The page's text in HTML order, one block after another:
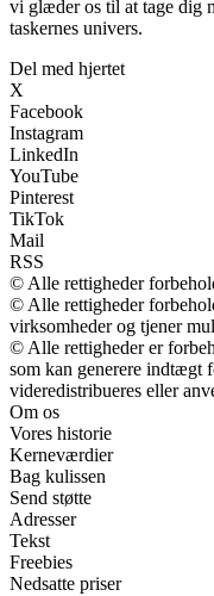
vi glæder os til at tage dig
taskernes univers.
Del med hjertet
X
Facebook
Instagram
LinkedIn
YouTube
Pinterest
TikTok
Mail
RSS
© Alle rettigheder
© Alle rettigheder
virksomheder og tjener
© Alle rettigheder er
som kan generere indtægt
videredistribueres eller
Om os
Vores historie
Kerneværdier
Bag kulissen
Send støtte
Adresser
Tekst
Freebies
Nedsatte priser